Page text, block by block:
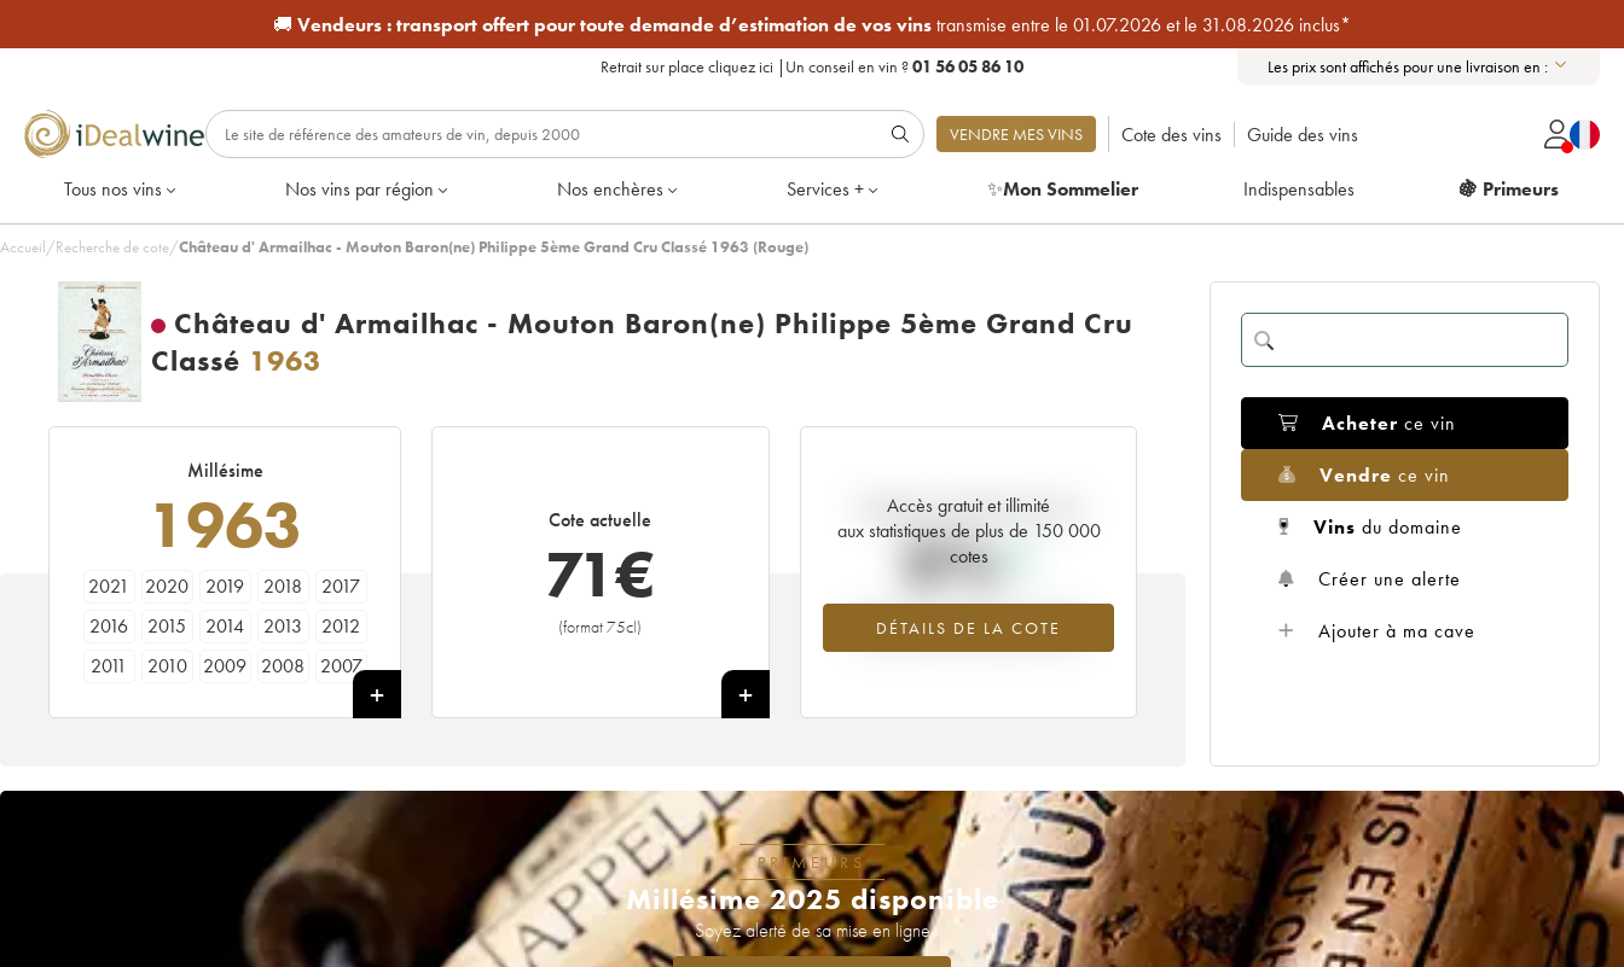
🚚 Vendeurs :transport offert pour toute demande d’estimation de vos vinstransmise entre le 01.07.2026 et le 31.08.2026 inclus*
Retrait sur place cliquez ici | Un conseil en vin ?01 56 05 86 10 Les prix sont affichés pour une livraison en :
VENDRE MES VINS Cote des vins Guide des vins
Tous nos vins Nos vins par région Nos enchères Services + ✨Mon Sommelier Indispensables 🍇 Primeurs
Accueil/Recherche de cote/Château d' Armailhac - Mouton Baron(ne) Philippe 5ème Grand Cru Classé 1963 (Rouge)
Château d' Armailhac - Mouton Baron(ne) Philippe 5ème Grand Cru
Classé 1963
Millésime
1963
2021 2020 2019 2018
2017
2016
2015 2014 2013
2012
2011
2010 2009 2008
2007
1996
1995 1994 1993
1992
1988
1987
1983
1982
1978
1977
1972
Cote actuelle
71€
(format 75cl)
+
Accès gratuit et illimité
aux statistiques de plus de 150 000
cotes
DÉTAILS DE LA COTE
Tendance actuelle de la cote
0%
Tendance à la hausse du millésime
1963 en 2026 par rapport à 2025
Acheter ce vin
Vendre ce vin
Vins du domaine
Créer une alerte
Ajouter à ma cave
PRIMEURS
Millésime 2025 disponible
Soyez alerté de sa mise en ligne